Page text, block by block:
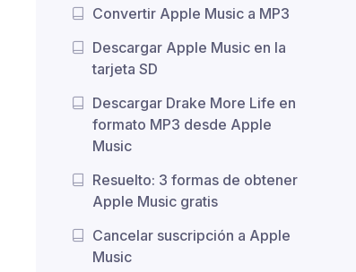
Convertir Apple Music a MP3
Descargar Apple Music en la
tarjeta SD
Descargar Drake More Life en
formato MP3 desde Apple
Music
Resuelto: 3 formas de obtener
Apple Music gratis
Cancelar suscripción a Apple
Music